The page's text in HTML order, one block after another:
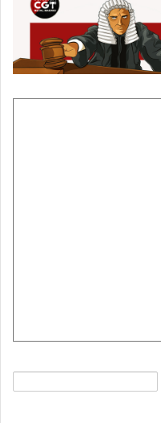
Buscar: